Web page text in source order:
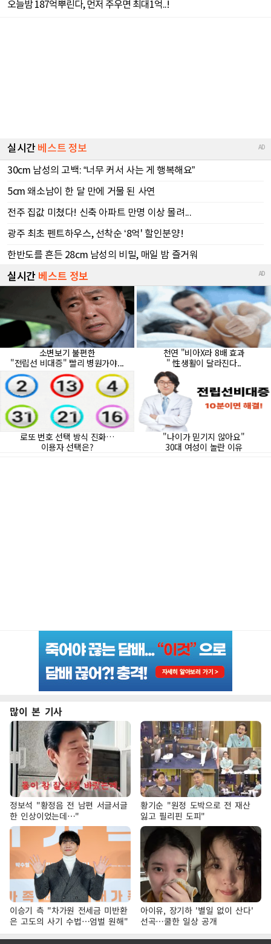
많이 본 기사
정보석 "황정음 전 남편 서글서글
한 인상이었는데…"
황기순 "원정 도박으로 전 재산
잃고 필리핀 도피"
이승기 측 "차가원 전세금 미반환
은 고도의 사기 수법…엄벌 원해"
아이유, 장기하 '별일 없이 산다'
선곡…쿨한 일상 공개